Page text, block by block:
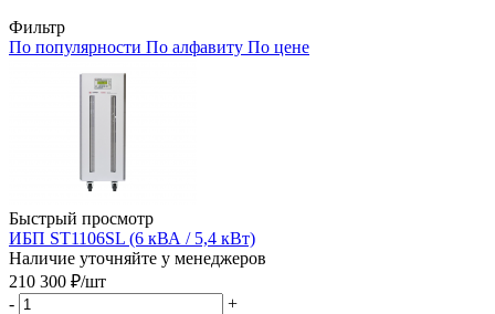
Фильтр
По популярности По алфавиту По цене
Быстрый просмотр
ИБП ST1106SL (6 кВА / 5,4 кВт)
Наличие уточняйте у менеджеров
210 300 ₽/шт
-
+